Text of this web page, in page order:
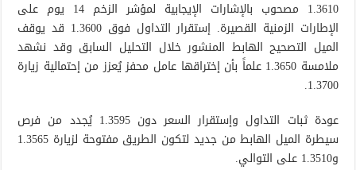
1.3610 مصحوب بالإشارات الإيجابية لمؤشر الزخم 14 يوم على
الإطارات الزمنية القصيرة. إستقرار التداول فوق 1.3600 قد يوقف
الميل التصحيح الهابط المنشور خلال التحليل السابق وقد نشهد
ملامسة 1.3650 علماً بأن إختراقها عامل محفز يُعزز من إحتمالية زيارة
1.3700.
عودة ثبات التداول وإستقرار السعر دون 1.3595 يُجدد من فرص
سيطرة الميل الهابط من جديد لتكون الطريق مفتوحة لزيارة 1.3565
و1.3510 على التوالي.